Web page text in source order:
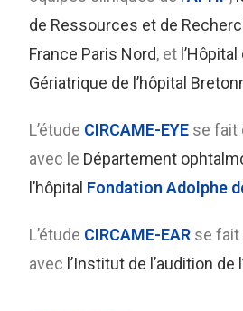
de Ressources et de
France Paris Nord, et
Gériatrique de l’hôpital
L’étude CIRCAME-EYE se fait
avec le Département
l’hôpital Fondation Adolphe
L’étude CIRCAME-EAR se fait
avec l’Institut de l’audition de